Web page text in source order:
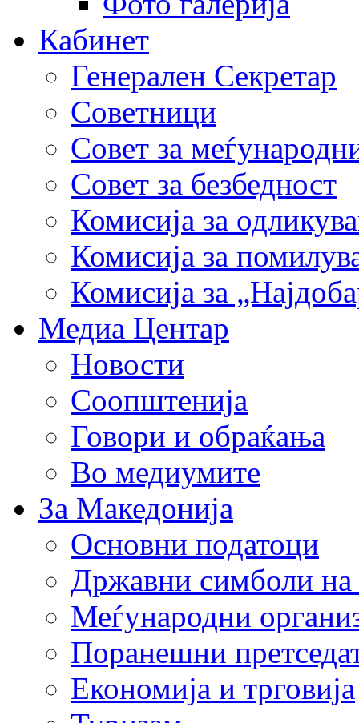
Кабинет
Генерален Секретар
Советници
Совет за
Совет за безбедност
Комисија за
Комисија за
Комисија за
Медиа Центар
Новости
Соопштенија
Говори и обраќања
Во медиумите
За Македонија
Основни податоци
Државни симболи
Меѓународни
Поранешни
Економија и трговија